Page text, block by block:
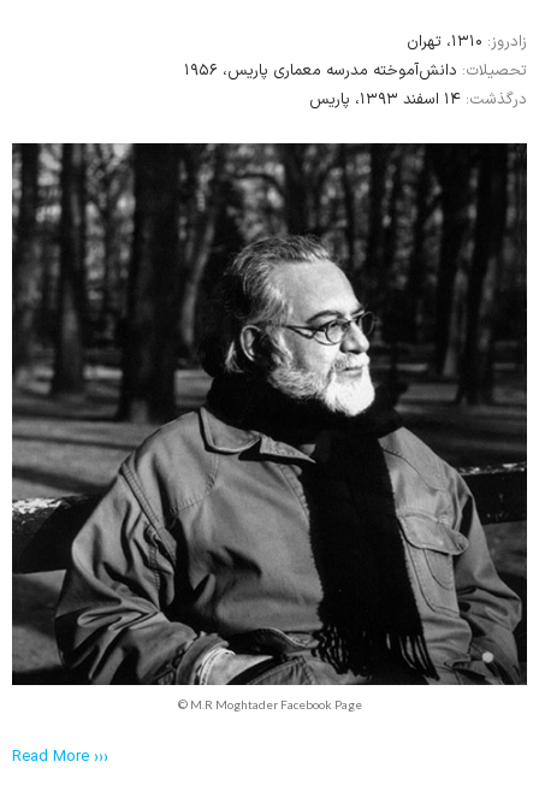
زادروز:
تحصیلات: دانش‌آموخته مدرسه معماری پاریس، ۱۹۵۶
درگذشت:
© M.R Moghtader Facebook Page
Read More ›››